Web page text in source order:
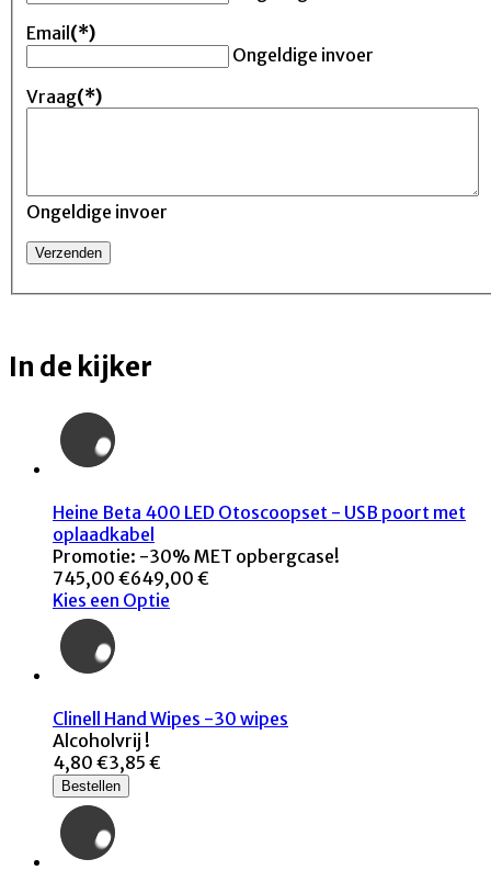
Email(*)
Ongeldige invoer
Vraag(*)
Ongeldige invoer
In de kijker
Heine Beta 400 LED Otoscoopset - USB poort met
oplaadkabel
Promotie: -30% MET opbergcase!
745,00 €649,00 €
Kies een Optie
Clinell Hand Wipes -30 wipes
Alcoholvrij !
4,80 €3,85 €
Bestellen